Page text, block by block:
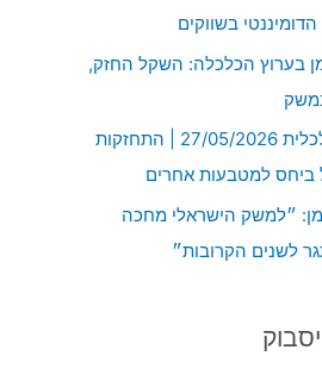
בערוץ הכלכלה: השקל החזק,
סקירה מאקרו כלכלית 27/05/2026 | התחזקות
למטבעות אחרים
״למשק הישראלי מחכה
לשנים הקרובות״